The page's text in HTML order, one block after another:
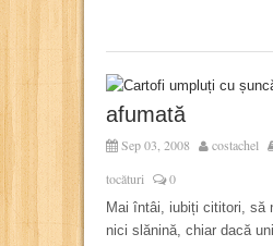
afumată
Sep 03, 2008 costachel
tocături
0
Mai întâi, iubiți cititori, să
nici slănină, chiar dacă